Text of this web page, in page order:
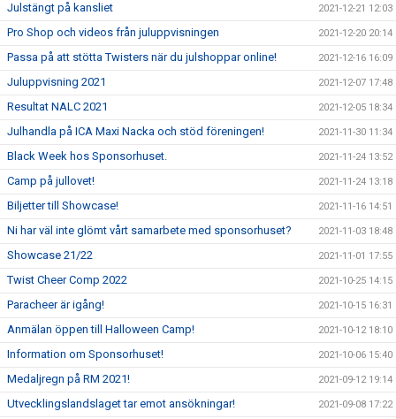
Julstängt på kansliet 2021-12-21 12:03
Pro Shop och videos från juluppvisningen 2021-12-20 20:14
Passa på att stötta Twisters när du julshoppar online! 2021-12-16 16:09
Juluppvisning 2021 2021-12-07 17:48
Resultat NALC 2021 2021-12-05 18:34
Julhandla på ICA Maxi Nacka och stöd föreningen! 2021-11-30 11:34
Black Week hos Sponsorhuset. 2021-11-24 13:52
Camp på jullovet! 2021-11-24 13:18
Biljetter till Showcase! 2021-11-16 14:51
Ni har väl inte glömt vårt samarbete med sponsorhuset? 2021-11-03 18:48
Showcase 21/22 2021-11-01 17:55
Twist Cheer Comp 2022 2021-10-25 14:15
Paracheer är igång! 2021-10-15 16:31
Anmälan öppen till Halloween Camp! 2021-10-12 18:10
Information om Sponsorhuset! 2021-10-06 15:40
Medaljregn på RM 2021! 2021-09-12 19:14
Utvecklingslandslaget tar emot ansökningar! 2021-09-08 17:22